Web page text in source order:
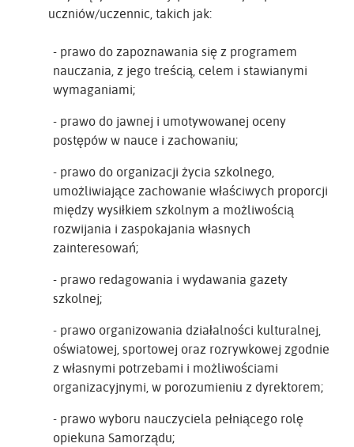
uczniów/uczennic, takich jak:
- prawo do zapoznawania się z programem
nauczania, z jego treścią, celem i stawianymi
wymaganiami;
- prawo do jawnej i umotywowanej oceny
postępów w nauce i zachowaniu;
- prawo do organizacji życia szkolnego,
umożliwiające zachowanie właściwych proporcji
między wysiłkiem szkolnym a możliwością
rozwijania i zaspokajania własnych
zainteresowań;
- prawo redagowania i wydawania gazety
szkolnej;
- prawo organizowania działalności kulturalnej,
oświatowej, sportowej oraz rozrywkowej zgodnie
z własnymi potrzebami i możliwościami
organizacyjnymi, w porozumieniu z dyrektorem;
- prawo wyboru nauczyciela pełniącego rolę
opiekuna Samorządu;